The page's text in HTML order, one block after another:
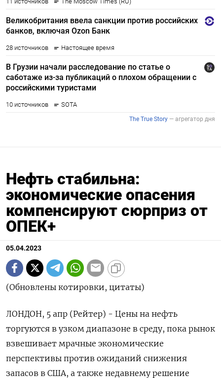
Нефть стабильна:
экономические опасения
компенсируют сюрприз от
ОПЕК+
05.04.2023
(Обновлены котировки, цитаты)
ЛОНДОН, 5 апр (Рейтер) - Цены на нефть
торгуются в узком диапазоне в среду, пока рынок
взвешивает мрачные экономические
перспективы против ожиданий снижения
запасов в США, а также недавнему решение